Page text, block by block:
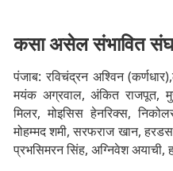
कसा असेल संभावित संघ
पंजाब: रविचंद्रन अश्विन
मयंक अग्रवाल, अंकित राजपूत,
मिलर, मोइसिस हेनरिक्स,
मोहम्मद शमी, सरफराज खान,
प्रभसिमरन सिंह, अग्निवेश अयाची,